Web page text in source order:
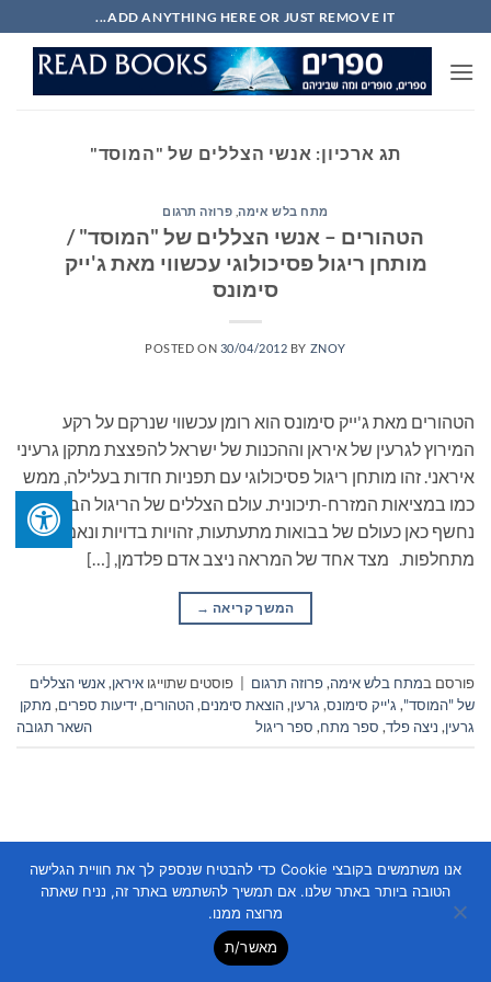
to
content
ADD ANYTHING HERE OR JUST REMOVE IT...
תג ארכיון: אנשי הצללים של "המוסד"
מתח בלש אימה, פרוזה תרגום
הטהורים – אנשי הצללים של "המוסד" /
מותחן ריגול פסיכולוגי עכשווי מאת ג'ייק
סימונס
POSTED ON 30/04/2012 BY ZNOY
הטהורים מאת ג'ייק סימונס הוא רומן עכשווי שנרקם על רקע
המירוץ לגרעין של איראן וההכנות של ישראל להפצצת מתקן גרעיני
איראני. זהו מותחן ריגול פסיכולוגי עם תפניות חדות בעלילה, ממש
כמו במציאות המזרח-תיכונית. עולם הצללים של הריגול הבינלאומי
נחשף כאן כעולם של בבואות מתעתעות, זהויות בדויות ונאמנויות
מתחלפות. מצד אחד של המראה ניצב אדם פלדמן, […]
המשך קריאה →
פורסם במתח בלש אימה,פרוזה תרגום פוסטים שתוייגו איראן,אנשי הצללים
של "המוסד", ג'ייק סימונס, גרעין,הוצאת סימנים,הטהורים,ידיעות ספרים, מתקן
גרעין, ניצה פלד, ספר מתח, ספר ריגול השאר תגובה
Copyright 2026 ©
אנו משתמשים בקובצי Cookie כדי להבטיח שנספק לך את חוויית הגלישה
הטובה ביותר באתר שלנו. אם תמשיך להשתמש באתר זה, נניח שאתה
מרוצה ממנו.
מאשר/ת